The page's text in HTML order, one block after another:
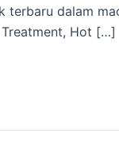
dalam
Treatment, Hot […]